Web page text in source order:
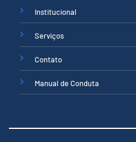
Institucional
Serviços
Contato
Manual de Conduta